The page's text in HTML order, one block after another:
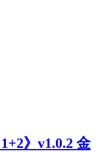
》v1.0.2 金